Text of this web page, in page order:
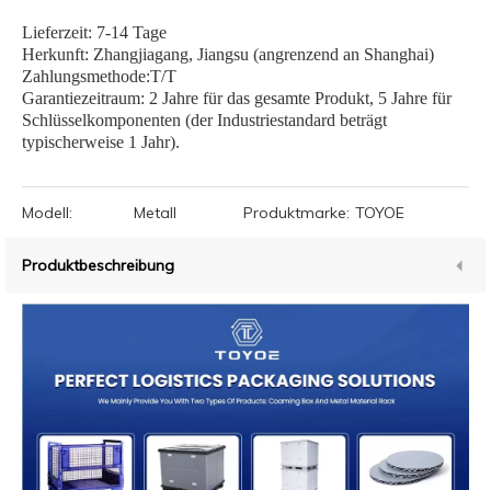
Lieferzeit: 7-14 Tage
Herkunft: Zhangjiagang, Jiangsu (angrenzend an Shanghai)
Zahlungsmethode:T/T
Garantiezeitraum: 2 Jahre für das gesamte Produkt, 5 Jahre für
Schlüsselkomponenten (der Industriestandard beträgt
typischerweise 1 Jahr).
Modell: Metall Produktmarke: TOYOE
Produktbeschreibung